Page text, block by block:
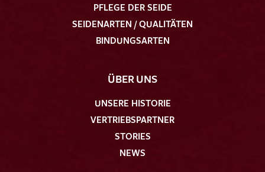
PFLEGE DER SEIDE
SEIDENARTEN / QUALITÄTEN
BINDUNGSARTEN
ÜBER UNS
UNSERE HISTORIE
VERTRIEBSPARTNER
STORIES
NEWS